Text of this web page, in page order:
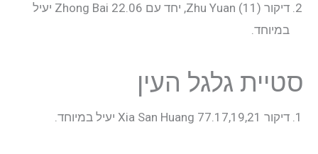
דיקור Zhu Yuan (11), יחד עם 22.06 Zhong Bai יעיל
במיוחד.
סטיית גלגל העין
דיקור 77.17,19,21 Xia San Huang יעיל במיוחד.